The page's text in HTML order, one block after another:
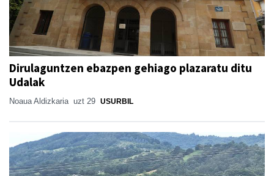
Dirulaguntzen ebazpen gehiago plazaratu ditu
Udalak
Noaua Aldizkaria uzt 29 USURBIL